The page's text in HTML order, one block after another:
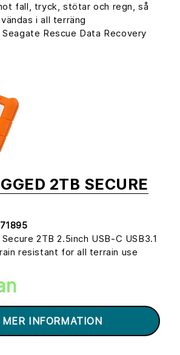
fall, tryck, stötar och regn, så
i all terräng
Seagate Rescue Data Recovery
2TB SECURE
Secure 2TB 2.5inch USB-C USB3.1
resistant for all terrain use
MER INFORMATION